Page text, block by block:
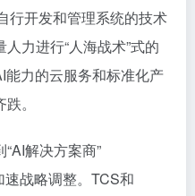
行开发和管理系统的技术
力进行“人海战术”式的
力的云服务和标准化产
。
解决方案商”
战略调整。TCS和